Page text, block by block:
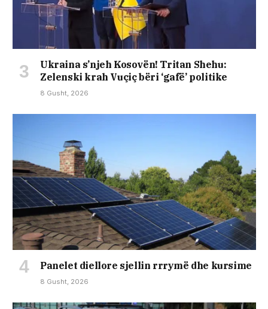
Ukraina s’njeh Kosovën! Tritan Shehu:
Zelenski krah Vuçiç bëri ‘gafë’ politike
8 Gusht, 2026
Panelet diellore sjellin rrrymë dhe kursime
8 Gusht, 2026